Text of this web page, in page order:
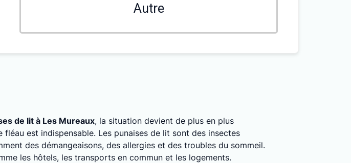
Autre
de lit à Les Mureaux, la situation devient de plus en plus
est indispensable. Les punaises de lit sont des insectes
des démangeaisons, des allergies et des troubles du sommeil.
les hôtels, les transports en commun et les logements.